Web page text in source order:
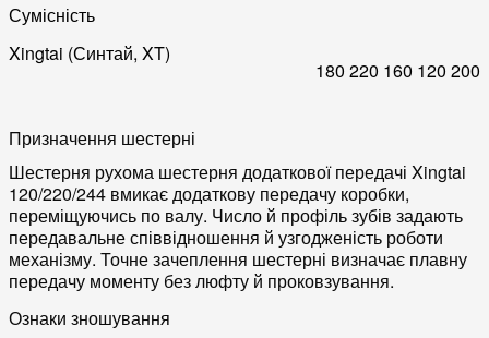
Сумісність
Xingtai (Синтай, XT)
180 220 160 120 200
Призначення шестерні
Шестерня рухома шестерня додаткової передачі Xingtai
120/220/244 вмикає додаткову передачу коробки,
переміщуючись по валу. Число й профіль зубів задають
передавальне співвідношення й узгодженість роботи
механізму. Точне зачеплення шестерні визначає плавну
передачу моменту без люфту й проковзування.
Ознаки зношування